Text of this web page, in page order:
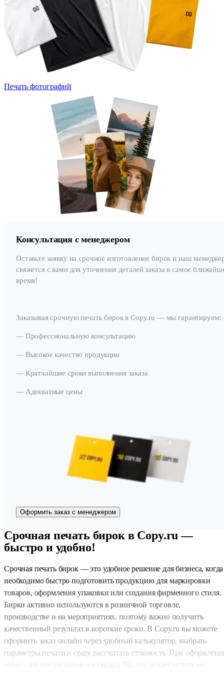
Печать фотографий
Консультация с менеджером
Оставьте заявку на срочное изготовление бирок и наш
свяжется с вами для уточнения деталей заказа в самое
время!
Заказывая срочную печать бирок в Copy.ru — мы гарантируем:
— Профессиональную консультацию
— Высокое качество продукции
— Кратчайшие сроки выполнения заказа
— Адекватные цены
Оформить заказ с менеджером
Срочная печать бирок в Copy.ru —
быстро и удобно!
Срочная печать бирок — это удобное решение для бизнеса, когда
необходимо быстро подготовить продукцию для маркировки
товаров, оформления упаковки или создания фирменного стиля.
Бирки активно используются в розничной торговле,
производстве и на мероприятиях, поэтому важно получить
качественный результат в короткие сроки. В Copy.ru вы можете
оформить заказ онлайн через удобный калькулятор, выбрать
параметры печати и сразу рассчитать стоимость. При
через сайт предоставляется скидка 5%, что делает услугу не